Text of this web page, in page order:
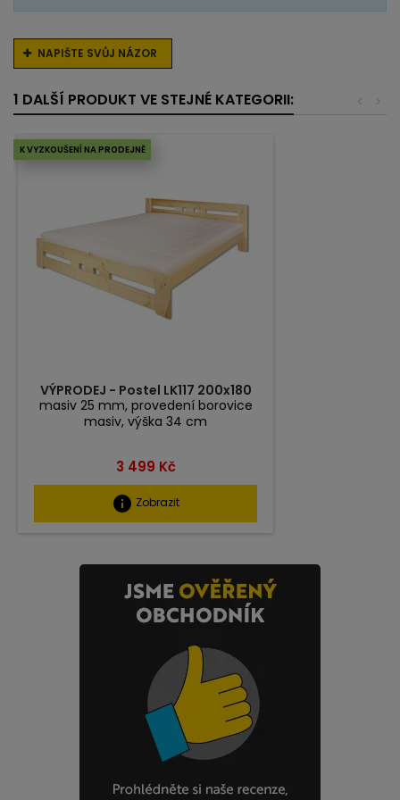
NAPIŠTE SVŮJ NÁZOR
1 DALŠÍ PRODUKT VE STEJNÉ KATEGORII: >
<
K VYZKOUŠENÍ NA PRODEJNĚ
VÝPRODEJ - Postel LK117 200x180
masiv 25 mm, provedení borovice
masiv, výška 34 cm
Cena
3 499 Kč
info Zobrazit